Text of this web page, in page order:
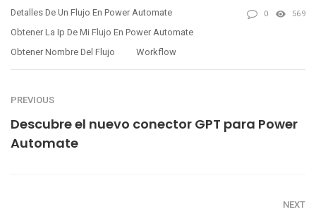
Detalles De Un Flujo En Power Automate
Obtener La Ip De Mi Flujo En Power Automate
Obtener Nombre Del Flujo
Workflow
0 569
PREVIOUS
Descubre el nuevo conector GPT para Power
Automate
NEXT